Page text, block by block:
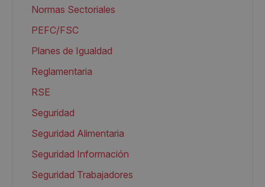
Normas Sectoriales
PEFC/FSC
Planes de Igualdad
Reglamentaria
RSE
Seguridad
Seguridad Alimentaria
Seguridad Información
Seguridad Trabajadores